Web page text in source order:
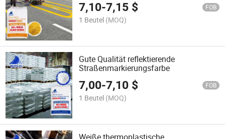
7,10-7,15 $ FOB
1 Beutel (MOQ)
Gute Qualität reflektierende
Straßenmarkierungsfarbe
7,00-7,10 $ FOB
1 Beutel (MOQ)